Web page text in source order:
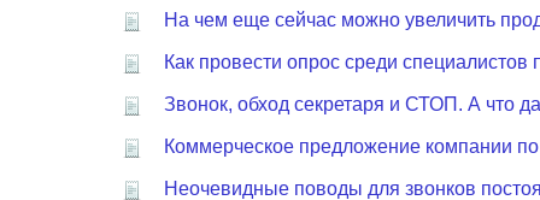
На чем еще сейчас можно увеличить
Как провести опрос среди
Звонок, обход секретаря и СТОП. А что
Коммерческое предложение компании
Неочевидные поводы для звонков